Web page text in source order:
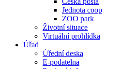
Jednota coop
ZOO park
Životní situace
Virtuální prohlídka
Úřad
Úřední deska
E-podatelna